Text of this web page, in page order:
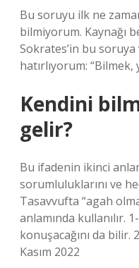
Bu soruyu ilk ne
bilmiyorum. Kaynağı
Sokrates’in bu soruya
hatırlıyorum:
Kendini
gelir?
Bu ifadenin ikinci
sorumluluklarını ve
Tasavvufta “agah
anlamında kullanılır.
konuşacağını da bilir.
Kasım 2022